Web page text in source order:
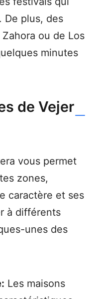
De plus, des
ou de Los
minutes
de Vejer
vous permet
zones,
caractère et ses
à différents
unes des
Les maisons